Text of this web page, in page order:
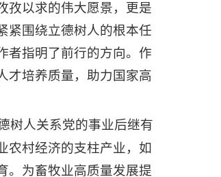
孜以求的伟大愿景，更是
紧围绕立德树人的根本任
者指明了前行的方向。作
才培养质量，助力国家高
树人关系党的事业后继有
农村经济的支柱产业，如
。为畜牧业高质量发展提